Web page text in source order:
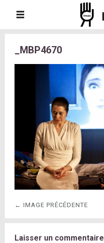
_MBP4670
← IMAGE PRÉCÉDENTE
Laisser un commentaire